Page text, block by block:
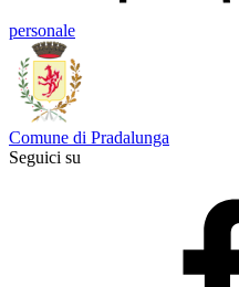
personale
Comune di Pradalunga
Seguici su